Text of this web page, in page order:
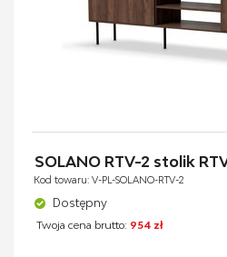
SOLANO RTV-2 stolik
Kod towaru: V-PL-SOLANO-RTV-2
Dostępny
Twoja cena brutto: 954 zł